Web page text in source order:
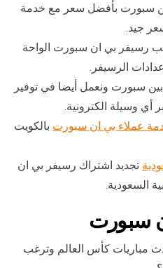
سبورت بأفضل سعر مع خدمة
جيد.
رسيفر بي ان سبورت الواحة
الرسيفر.
سبورت ونعمل أيضا في توفير
أي وسيلة الكترونية.
عملاء بي ان سبورت بالكويت
تجديد اشتراك رسيفر بي ان
السعودية.
سبورت
مباريات كأس العالم وترغب